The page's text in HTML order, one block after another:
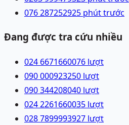
076 287252925 phút trước
Đang được tra cứu nhiều
024 6671660076 lượt
090 000923250 lượt
090 344208040 lượt
024 2261660035 lượt
028 7899993927 lượt